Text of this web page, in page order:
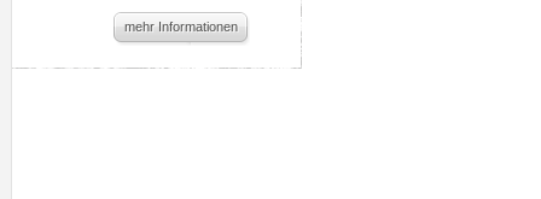
mehr Informationen